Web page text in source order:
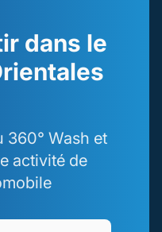
dans le
360° Wash et
activité de